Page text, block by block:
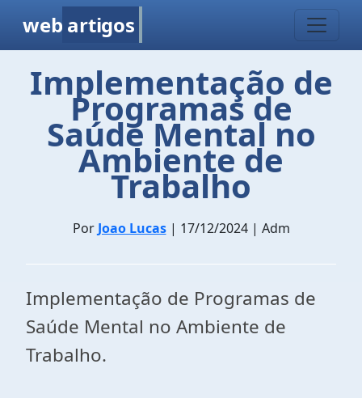
web artigos
Implementação de
Programas de
Saúde Mental no
Ambiente de
Trabalho
Por Joao Lucas| 17/12/2024 | Adm
Implementação de Programas de
Saúde Mental no Ambiente de
Trabalho.